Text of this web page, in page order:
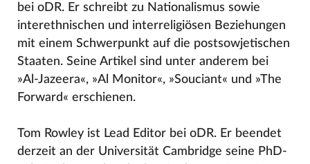
bei oDR. Er schreibt zu Nationalismus sowie
interethnischen und interreligiösen Beziehungen
mit einem Schwerpunkt auf die postsowjetischen
Staaten. Seine Artikel sind unter anderem bei
»Al-Jazeera«, »Al Monitor«, »Souciant« und »The
Forward« erschienen.
Tom Rowley ist Lead Editor bei oDR. Er beendet
derzeit an der Universität Cambridge seine PhD-